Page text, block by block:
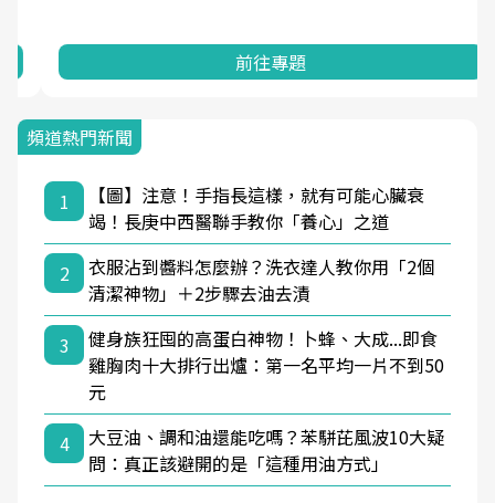
前往專題
頻道熱門新聞
1
【圖】注意！手指長這樣，就有可能心臟衰
竭！長庚中西醫聯手教你「養心」之道
2
衣服沾到醬料怎麼辦？洗衣達人教你用「2個
清潔神物」＋2步驟去油去漬
3
健身族狂囤的高蛋白神物！卜蜂、大成...即食
雞胸肉十大排行出爐：第一名平均一片不到50
元
4
大豆油、調和油還能吃嗎？苯駢芘風波10大疑
問：真正該避開的是「這種用油方式」